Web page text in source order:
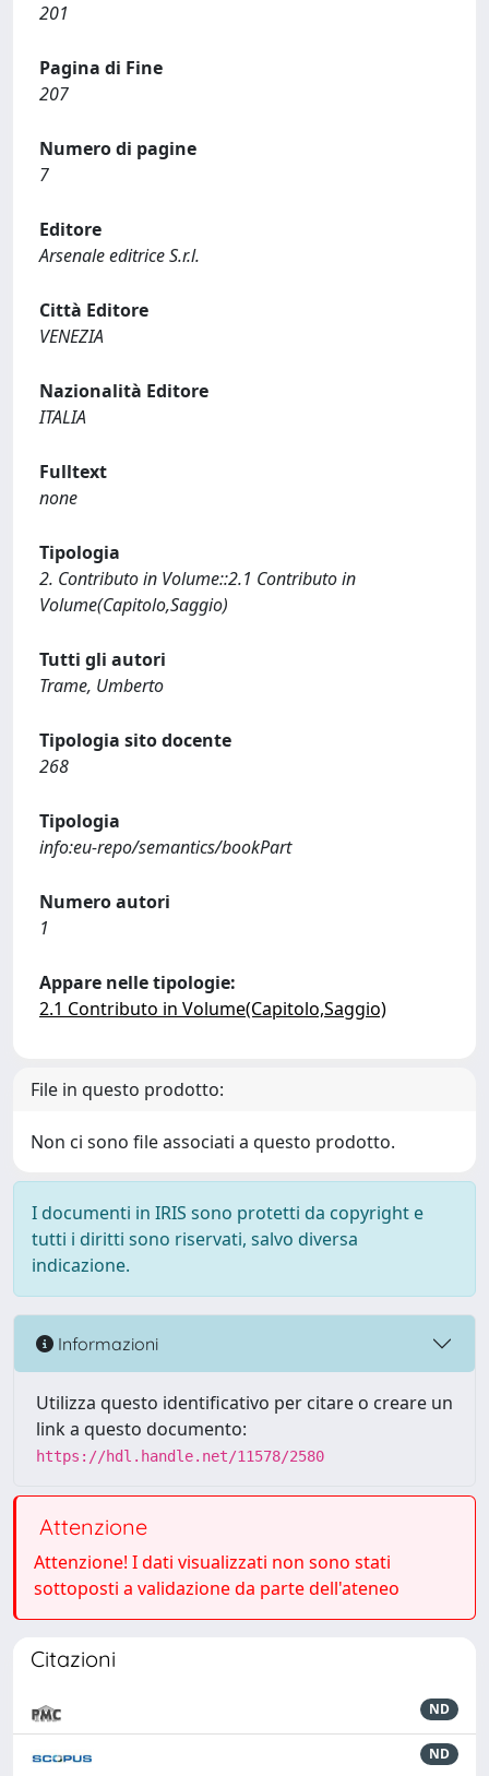
201
Pagina di Fine
207
Numero di pagine
7
Editore
Arsenale editrice S.r.l.
Città Editore
VENEZIA
Nazionalità Editore
ITALIA
Fulltext
none
Tipologia
2. Contributo in Volume::2.1 Contributo in
Volume(Capitolo,Saggio)
Tutti gli autori
Trame, Umberto
Tipologia sito docente
268
Tipologia
info:eu-repo/semantics/bookPart
Numero autori
1
Appare nelle tipologie:
2.1 Contributo in Volume(Capitolo,Saggio)
File in questo prodotto:
Non ci sono file associati a questo prodotto.
I documenti in IRIS sono protetti da copyright e
tutti i diritti sono riservati, salvo diversa
indicazione.
Informazioni
Utilizza questo identificativo per citare o creare un
link a questo documento:
https://hdl.handle.net/11578/2580
Attenzione
Attenzione! I dati visualizzati non sono stati
sottoposti a validazione da parte dell'ateneo
Citazioni
ND
ND